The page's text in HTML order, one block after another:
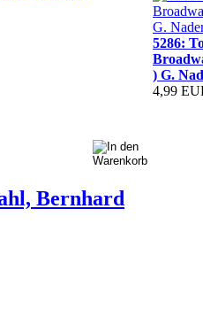
Bernhard
5286:
) G.
4,99